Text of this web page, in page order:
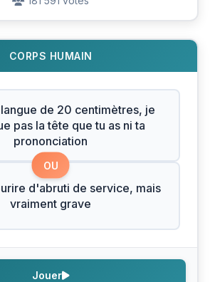
CORPS HUMAIN
de 20 centimètres, je
pas la tête que tu as ni ta
prononciation
OU
d'abruti de service, mais
vraiment grave
Jouer